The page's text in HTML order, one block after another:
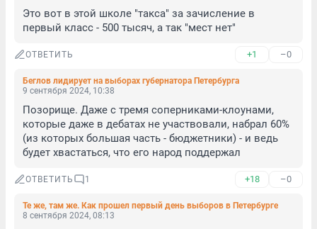
Это вот в этой школе "такса" за зачисление в
первый класс - 500 тысяч, а так "мест нет"
ОТВЕТИТЬ +1 –0
Беглов лидирует на выборах губернатора Петербурга
9 сентября 2024, 10:38
Позорище. Даже с тремя соперниками-клоунами,
которые даже в дебатах не участвовали, набрал 60%
(из которых большая часть - бюджетники) - и ведь
будет хвастаться, что его народ поддержал
ОТВЕТИТЬ 1 +18 –0
Те же, там же. Как прошел первый день выборов в Петербурге
8 сентября 2024, 08:13